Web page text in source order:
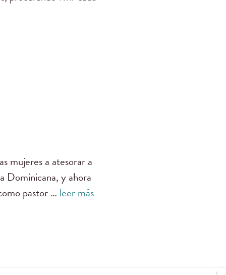
mujeres a atesorar a
Dominicana, y ahora
pastor … leer más